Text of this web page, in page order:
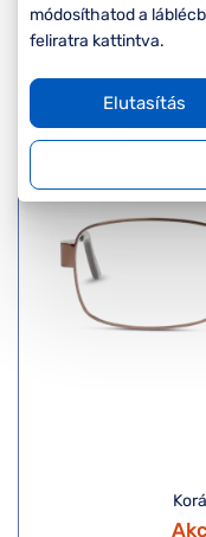
-50%
módosíthatod a
feliratra kattintva.
Elutasítás